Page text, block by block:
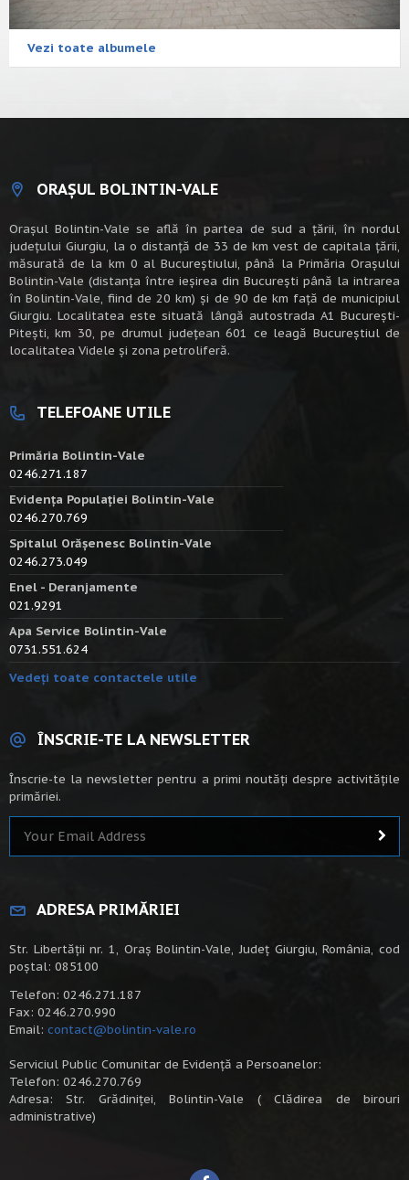
Vezi toate albumele
ORAȘUL BOLINTIN-VALE
Oraşul Bolintin-Vale se află în partea de sud a ţării, în nordul
judeţului Giurgiu, la o distanţă de 33 de km vest de capitala țării,
măsurată de la km 0 al Bucureștiului, până la Primăria Orașului
Bolintin-Vale (distanța între ieșirea din București până la intrarea
în Bolintin-Vale, fiind de 20 km) şi de 90 de km faţă de municipiul
Giurgiu. Localitatea este situată lângă autostrada A1 Bucureşti-
Piteşti, km 30, pe drumul judeţean 601 ce leagă Bucureştiul de
localitatea Videle şi zona petroliferă.
TELEFOANE UTILE
Primăria Bolintin-Vale
0246.271.187
Evidența Populației Bolintin-Vale
0246.270.769
Spitalul Orășenesc Bolintin-Vale
0246.273.049
Enel - Deranjamente
021.9291
Apa Service Bolintin-Vale
0731.551.624
Vedeți toate contactele utile
ÎNSCRIE-TE LA NEWSLETTER
Înscrie-te la newsletter pentru a primi noutăți despre activitățile
primăriei.
ADRESA PRIMĂRIEI
Str. Libertății nr. 1, Oraș Bolintin-Vale, Județ Giurgiu, România, cod
poștal: 085100
Telefon: 0246.271.187
Fax: 0246.270.990
Email: contact@bolintin-vale.ro
Serviciul Public Comunitar de Evidență a Persoanelor:
Telefon: 0246.270.769
Adresa: Str. Grădiniței, Bolintin-Vale ( Clădirea de birouri
administrative)